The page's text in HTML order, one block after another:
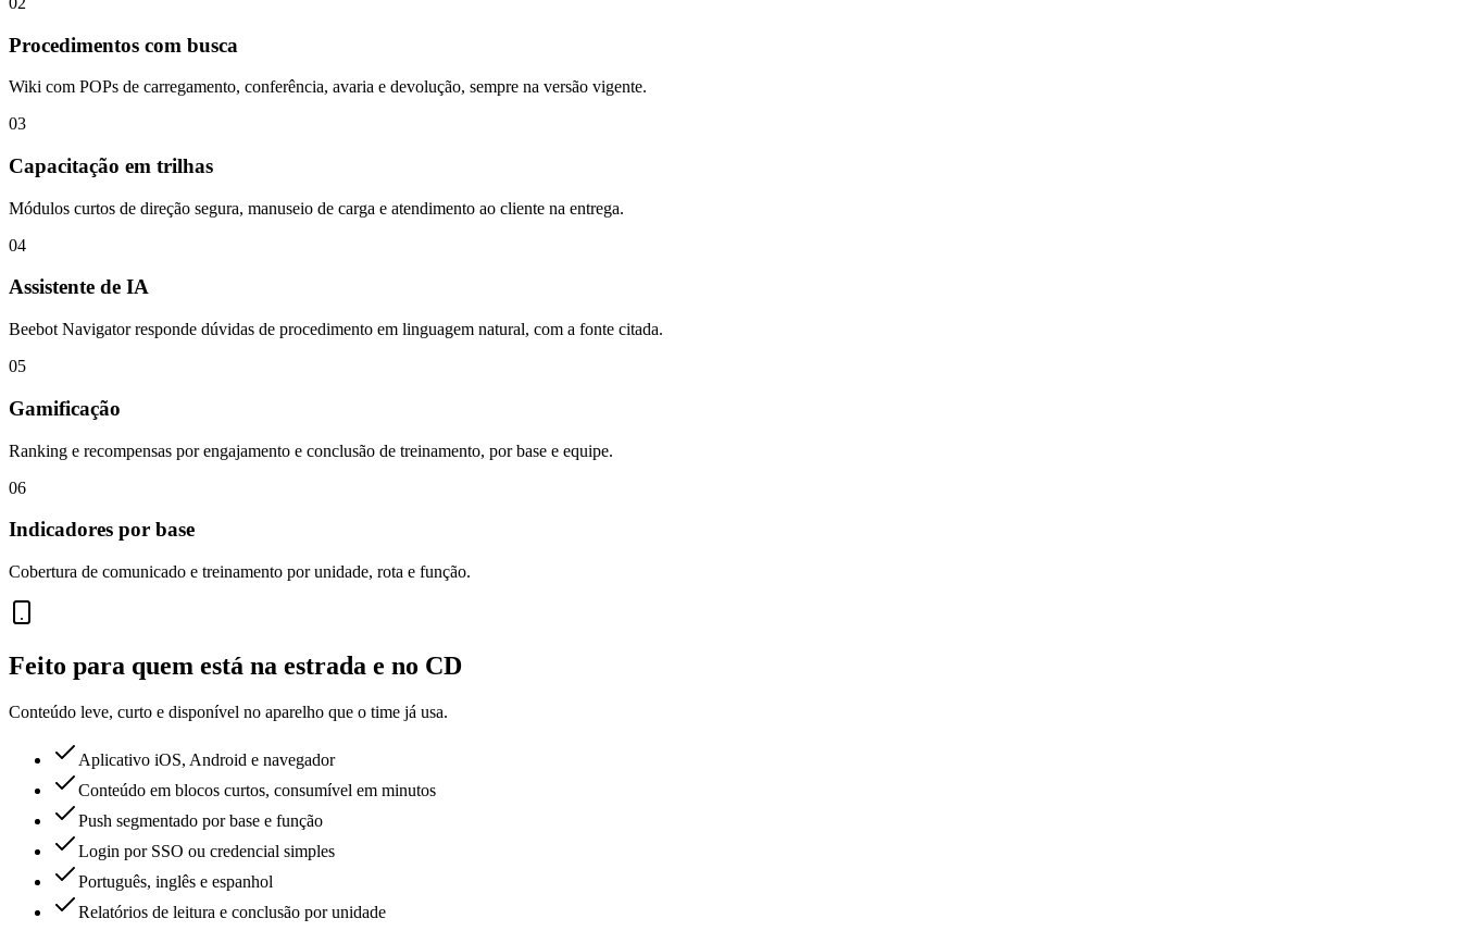
Procedimentos com busca
Wiki com POPs de carregamento, conferência, avaria e devolução, sempre na versão vigente.
03
Capacitação em trilhas
Módulos curtos de direção segura, manuseio de carga e atendimento ao cliente na entrega.
04
Assistente de IA
Beebot Navigator responde dúvidas de procedimento em linguagem natural, com a fonte citada.
05
Gamificação
Ranking e recompensas por engajamento e conclusão de treinamento, por base e equipe.
06
Indicadores por base
Cobertura de comunicado e treinamento por unidade, rota e função.
Feito para quem está na estrada e no CD
Conteúdo leve, curto e disponível no aparelho que o time já usa.
Aplicativo iOS, Android e navegador
Conteúdo em blocos curtos, consumível em minutos
Push segmentado por base e função
Login por SSO ou credencial simples
Português, inglês e espanhol
Relatórios de leitura e conclusão por unidade